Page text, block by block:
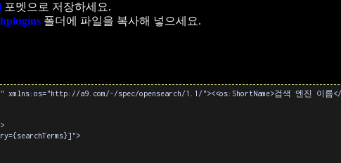
포멧으로 저장하세요.
폴더에 파일을 복사해 넣으세요.
a9.com/-/spec/opensearch/1.1/"><<os:ShortName>검색 엔진 이름</